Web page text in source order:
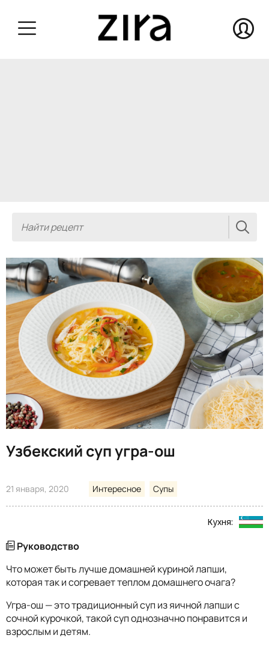
Узбекский суп угра-ош
21 января, 2020 Интересное Супы
Кухня:
Руководство
Что может быть лучше домашней куриной лапши,
которая так и согревает теплом домашнего очага?
Угра-ош — это традиционный суп из яичной лапши с
сочной курочкой, такой суп однозначно понравится и
взрослым и детям.